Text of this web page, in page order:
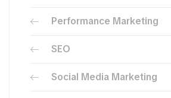
Performance Marketing
SEO
Social Media Marketing